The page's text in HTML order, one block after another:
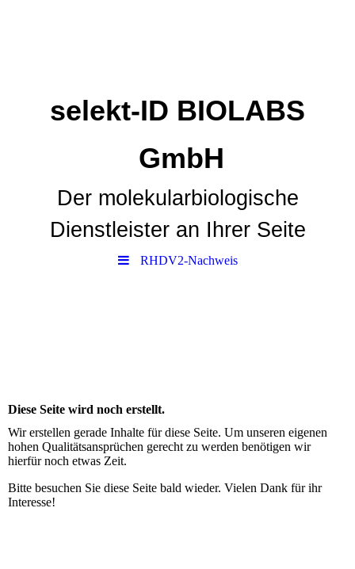
selekt-ID BIOLABS
GmbH
Der molekularbiologische
Dienstleister an Ihrer Seite
RHDV2-Nachweis
Diese Seite wird noch erstellt.
Wir erstellen gerade Inhalte für diese Seite. Um unseren eigenen
hohen Qualitätsansprüchen gerecht zu werden benötigen wir
hierfür noch etwas Zeit.
Bitte besuchen Sie diese Seite bald wieder. Vielen Dank für ihr
Interesse!